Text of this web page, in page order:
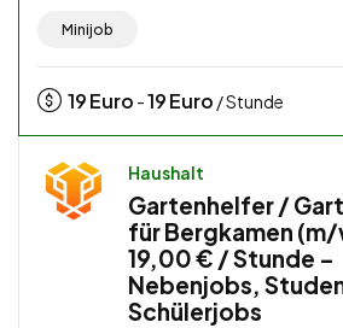
Minijob
19Euro -19Euro / Stunde
Haushalt
Gartenhelfer /
für Bergkamen
19,00 € / Stunde –
Nebenjobs,
Schülerjobs